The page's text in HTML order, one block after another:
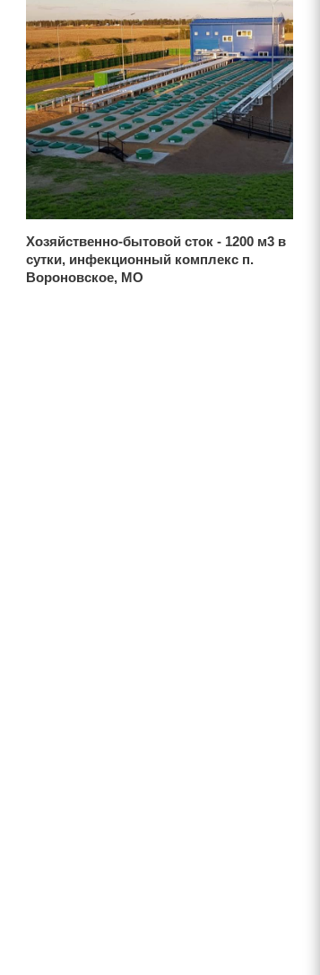
Хозяйственно-бытовой сток - 1200 м3 в
сутки, инфекционный комплекс п.
Вороновское, МО